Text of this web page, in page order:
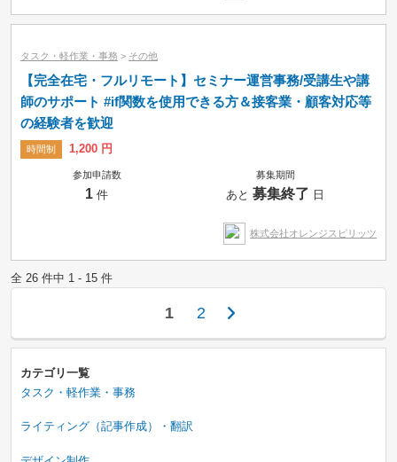
タスク・軽作業・事務 > その他
【完全在宅・フルリモート】セミナー運営事務/受講生や講
師のサポート #if関数を使用できる方＆接客業・顧客対応等
の経験者を歓迎
時間制 1,200 円
参加申請数
1 件
募集期間
あと募集終了 日
株式会社オレンジスピリッツ
全 26 件中 1 - 15 件
1 2
カテゴリ一覧
タスク・軽作業・事務
ライティング（記事作成）・翻訳